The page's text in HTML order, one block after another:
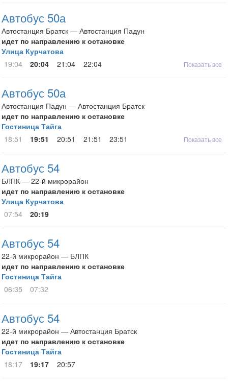
Автобус 50а
Автостанция Братск — Автостанция Падун
идет по направлению к остановке
Улица Курчатова
19:04
20:04 21:04 22:04 Показать все
Автобус 50а
Автостанция Падун — Автостанция Братск
идет по направлению к остановке
Гостиница Тайга
18:51
19:51 20:51 21:51 23:51 Показать все
Автобус 54
БЛПК — 22-й микрорайон
идет по направлению к остановке
Улица Курчатова
07:54
20:19
Автобус 54
22-й микрорайон — БЛПК
идет по направлению к остановке
Гостиница Тайга
06:35
07:32
Автобус 54
22-й микрорайон — Автостанция Братск
идет по направлению к остановке
Гостиница Тайга
18:17
19:17 20:57